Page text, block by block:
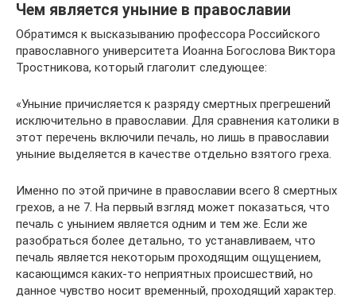
Чем является уныние в православии
Обратимся к высказыванию профессора Российского
православного университета Иоанна Богослова Виктора
Тростникова, который глаголит следующее:
«Уныние причисляется к разряду смертных прегрешений
исключительно в православии. Для сравнения католики в
этот перечень включили печаль, но лишь в православии
уныние выделяется в качестве отдельно взятого греха.
Именно по этой причине в православии всего 8 смертных
грехов, а не 7. На первый взгляд может показаться, что
печаль с унынием является одним и тем же. Если же
разобраться более детально, то устанавливаем, что
печаль является некоторым проходящим ощущением,
касающимся каких-то неприятных происшествий, но
данное чувство носит временный, проходящий характер.